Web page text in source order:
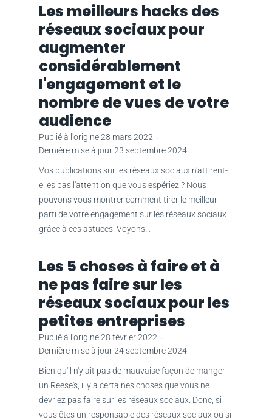
Les meilleurs hacks des
réseaux sociaux pour
augmenter
considérablement
l'engagement et le
nombre de vues de votre
audience
Publié à l'origine28 mars 2022 ‐
Dernière mise à jour23 septembre 2024
Vos publications sur les réseaux sociaux n'attirent-
elles pas l'attention que vous espériez ? Nous
pouvons vous montrer comment tirer le meilleur
parti de votre engagement sur les réseaux sociaux
grâce à ces astuces. Voyons…
Les 5 choses à faire et à
ne pas faire sur les
réseaux sociaux pour les
petites entreprises
Publié à l'origine28 février 2022 ‐
Dernière mise à jour24 septembre 2024
Bien qu'il n'y ait pas de mauvaise façon de manger
un Reese's, il y a certaines choses que vous ne
devriez pas faire sur les réseaux sociaux. Donc, si
vous êtes un responsable des réseaux sociaux ou si